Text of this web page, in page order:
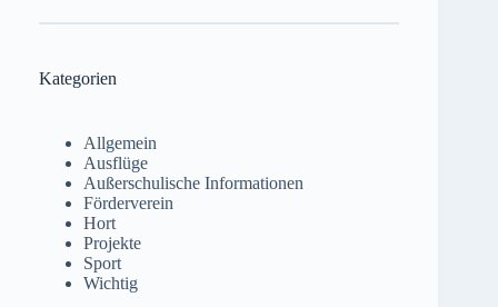
Kategorien
Allgemein
Ausflüge
Außerschulische Informationen
Förderverein
Hort
Projekte
Sport
Wichtig